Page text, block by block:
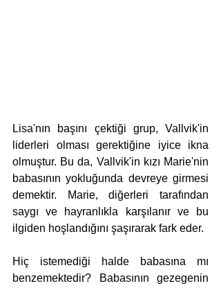
Lisa'nın başını çektiği grup, Vallvik'in
liderleri olması gerektiğine iyice ikna
olmuştur. Bu da, Vallvik'in kızı Marie'nin
babasının yokluğunda devreye girmesi
demektir. Marie, diğerleri tarafından
saygı ve hayranlıkla karşılanır ve bu
ilgiden hoşlandığını şaşırarak fark eder.
Hiç istemediği halde babasına mı
benzemektedir? Babasının gezegenin